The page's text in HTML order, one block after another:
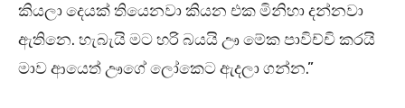
කියලා දෙයක් තියෙනවා කියන එක මිනිහා දන්නවා
ඇතිනෙ. හැබැයි මට හරි බයයි ඌ මේක පාවිච්චි කරයි
මාව ආයෙත් ඌගේ ලෝකෙට ඇදලා ගන්න.”